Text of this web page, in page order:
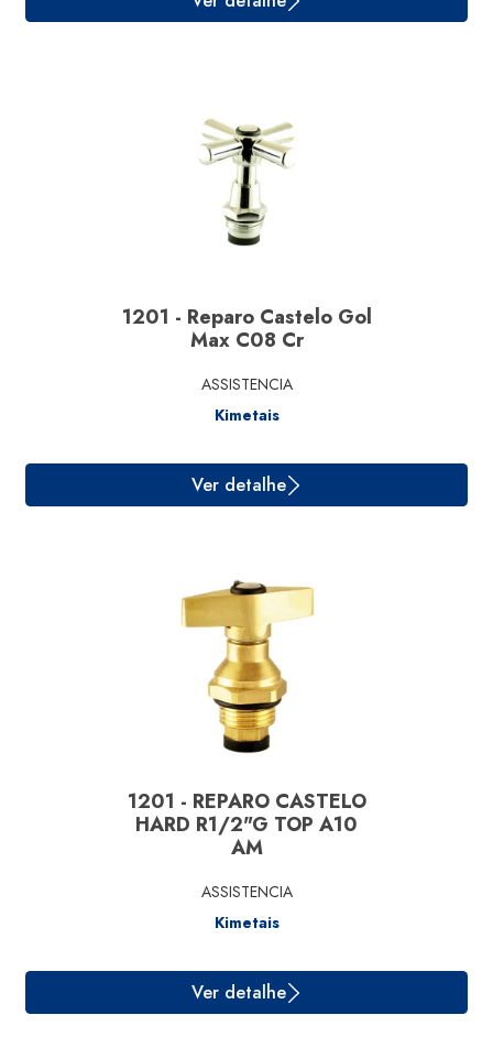
Ver detalhe
1201 - Reparo Castelo Gol
Max C08 Cr
ASSISTENCIA
Kimetais
1201 - REPARO CASTELO
HARD R1/2"G TOP A10
AM
ASSISTENCIA
Kimetais